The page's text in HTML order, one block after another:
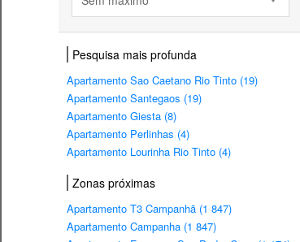
Pesquisa mais profunda
Apartamento Sao Caetano Rio Tinto (19)
Apartamento Santegaos (19)
Apartamento Giesta (8)
Apartamento Perlinhas (4)
Apartamento Lourinha Rio Tinto (4)
Zonas próximas
Apartamento T3 Campanhã (1 847)
Apartamento Campanha (1 847)